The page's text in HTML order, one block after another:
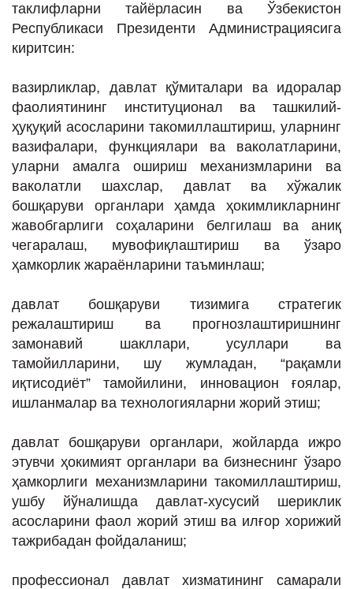
таклифларни тайёрласин ва Ўзбекистон
Республикаси Президенти Администрациясига
киритсин:
вазирликлар, давлат қўмиталари ва идоралар
фаолиятининг институционал ва ташкилий-
ҳуқуқий асосларини такомиллаштириш, уларнинг
вазифалари, функциялари ва ваколатларини,
уларни амалга ошириш механизмларини ва
ваколатли шахслар, давлат ва хўжалик
бошқаруви органлари ҳамда ҳокимликларнинг
жавобгарлиги соҳаларини белгилаш ва аниқ
чегаралаш, мувофиқлаштириш ва ўзаро
ҳамкорлик жараёнларини таъминлаш;
давлат бошқаруви тизимига стратегик
режалаштириш ва прогнозлаштиришнинг
замонавий шакллари, усуллари ва
тамойилларини, шу жумладан, “рақамли
иқтисодиёт” тамойилини, инновацион ғоялар,
ишланмалар ва технологияларни жорий этиш;
давлат бошқаруви органлари, жойларда ижро
этувчи ҳокимият органлари ва бизнеснинг ўзаро
ҳамкорлиги механизмларини такомиллаштириш,
ушбу йўналишда давлат-хусусий шериклик
асосларини фаол жорий этиш ва илғор хорижий
тажрибадан фойдаланиш;
профессионал давлат хизматининг самарали